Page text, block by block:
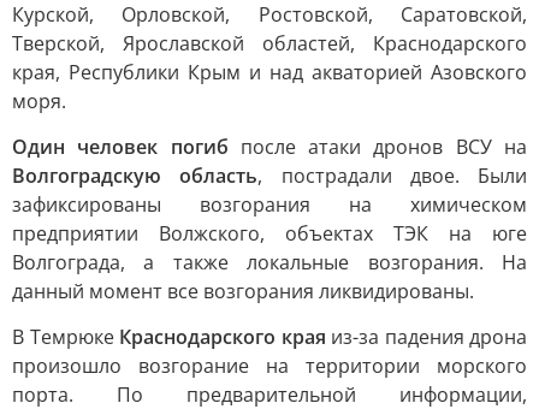
Курской, Орловской, Ростовской, Саратовской,
Тверской, Ярославской областей, Краснодарского
края, Республики Крым и над акваторией Азовского
моря.
Один человек погиб после атаки дронов ВСУ на
Волгоградскую область, пострадали двое. Были
зафиксированы возгорания на химическом
предприятии Волжского, объектах ТЭК на юге
Волгограда, а также локальные возгорания. На
данный момент все возгорания ликвидированы.
В Темрюке Краснодарского края из-за падения дрона
произошло возгорание на территории морского
порта. По предварительной информации,